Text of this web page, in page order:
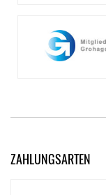
ZAHLUNGSARTEN